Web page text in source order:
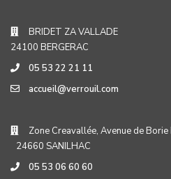
BRIDET ZA VALLADE
24100 BERGERAC
05 53 22 21 11
accueil@verrouil.com
Zone Creavallée, Avenue de Borie
24660 SANILHAC
05 53 06 60 60